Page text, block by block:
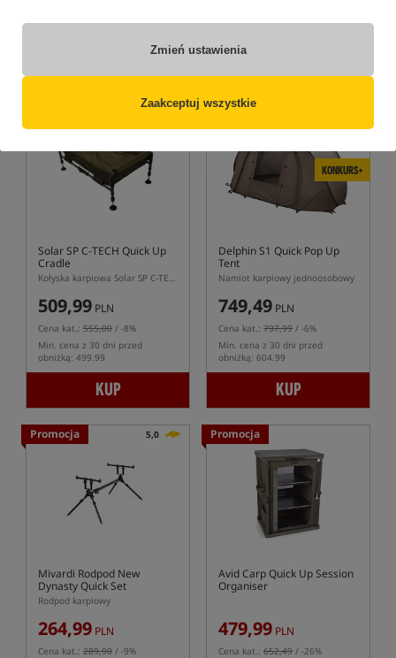
Zmień ustawienia
Zaakceptuj wszystkie
Min. cena z 30 dni przed
Solar SP C-TECH Quick Up
Cradle
Kołyska karpiowa Solar SP C-TECH Quick Up
509,99 PLN
Cena kat.: 555,00 / -8%
Min. cena z 30 dni przed
obniżką: 499.99
KUP
KONKURS+
Delphin S1 Quick Pop Up
Tent
Namiot karpiowy jednoosobowy
749,49 PLN
Cena kat.: 797,99 / -6%
Min. cena z 30 dni przed
obniżką: 604.99
KUP
Promocja 5,0
Mivardi Rodpod New
Dynasty Quick Set
Rodpod karpiowy
264,99 PLN
Cena kat.: 289,90 / -9%
Promocja
Avid Carp Quick Up Session
Organiser
479,99 PLN
Cena kat.: 652,49 / -26%